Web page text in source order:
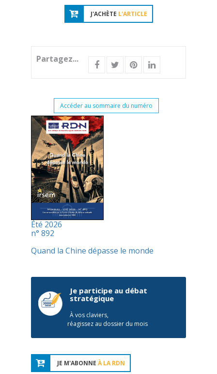
J'ACHÈTE L'ARTICLE
Partagez...
Accéder au sommaire du numéro
Été 2026
n° 892
Quand la Chine dépasse le monde
Je participe au débat
stratégique
À vos claviers,
réagissez au dossier du mois
JE M'ABONNE À LA RDN